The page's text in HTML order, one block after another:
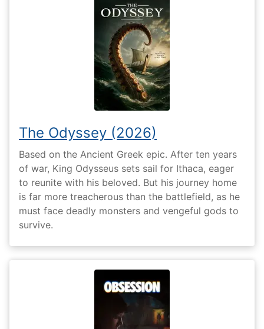
The Odyssey (2026)
Based on the Ancient Greek epic. After ten years
of war, King Odysseus sets sail for Ithaca, eager
to reunite with his beloved. But his journey home
is far more treacherous than the battlefield, as he
must face deadly monsters and vengeful gods to
survive.